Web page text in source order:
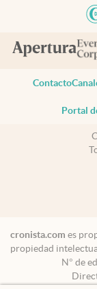
Contacto
Portal
cronista.com es
propiedad
N° de